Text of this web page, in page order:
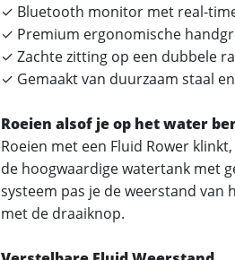
✓ Bluetooth monitor met real-
✓ Premium ergonomische
✓ Zachte zitting op een dubbele
✓ Gemaakt van duurzaam staal
Roeien alsof je op het water
Roeien met een Fluid Rower
de hoogwaardige watertank met
systeem pas je de weerstand van
met de draaiknop.